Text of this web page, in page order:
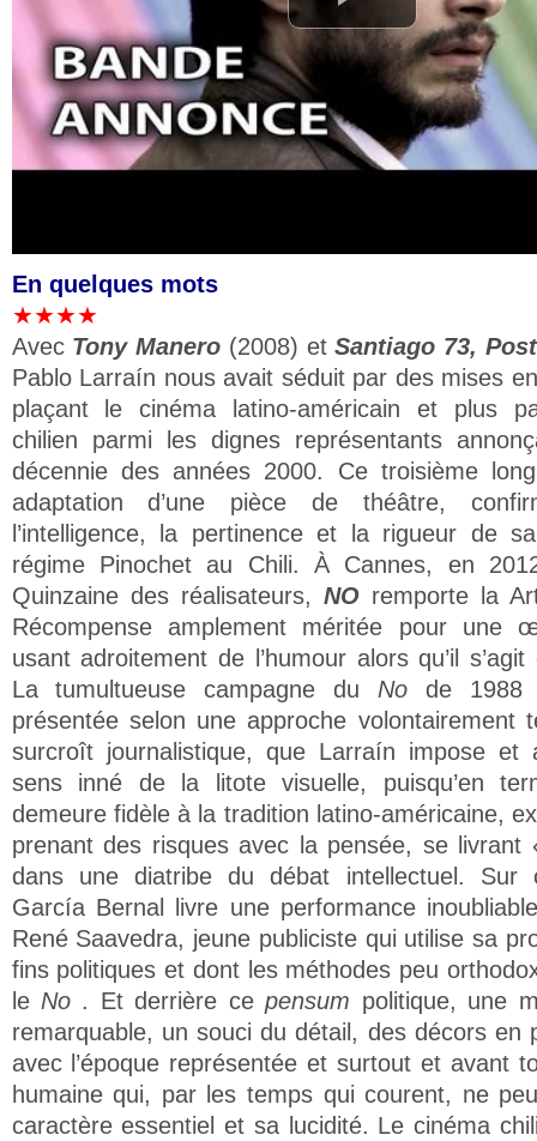
En quelques mots
★★★★
Avec Tony Manero (2008) etSantiago 73,
Pablo Larraín nous avait séduit par des mises
plaçant le cinéma latino-américain et plus
chilien parmi les dignes représentants
décennie des années 2000. Ce troisième
adaptation d’une pièce de théâtre,
l’intelligence, la pertinence et la rigueur de
régime Pinochet au Chili. À Cannes, en
Quinzaine des réalisateurs, NOremporte la
Récompense amplement méritée pour une
usant adroitement de l’humour alors qu’il
La tumultueuse campagne du Node
présentée selon une approche volontairement
surcroît journalistique, que Larraín impose et
sens inné de la litote visuelle, puisqu’en
demeure fidèle à la tradition latino-américaine,
prenant des risques avec la pensée, se
dans une diatribe du débat intellectuel. Sur
García Bernal livre une performance
René Saavedra, jeune publiciste qui utilise sa
fins politiques et dont les méthodes peu
le No . Et derrière cepensum politique, une
remarquable, un souci du détail, des décors en
avec l’époque représentée et surtout et avant
humaine qui, par les temps qui courent, ne
caractère essentiel et sa lucidité. Le cinéma